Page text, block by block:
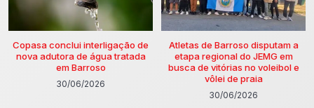
Copasa conclui interligação de
nova adutora de água tratada
em Barroso
30/06/2026
Atletas de Barroso disputam a
etapa regional do JEMG em
busca de vitórias no voleibol e
vôlei de praia
30/06/2026